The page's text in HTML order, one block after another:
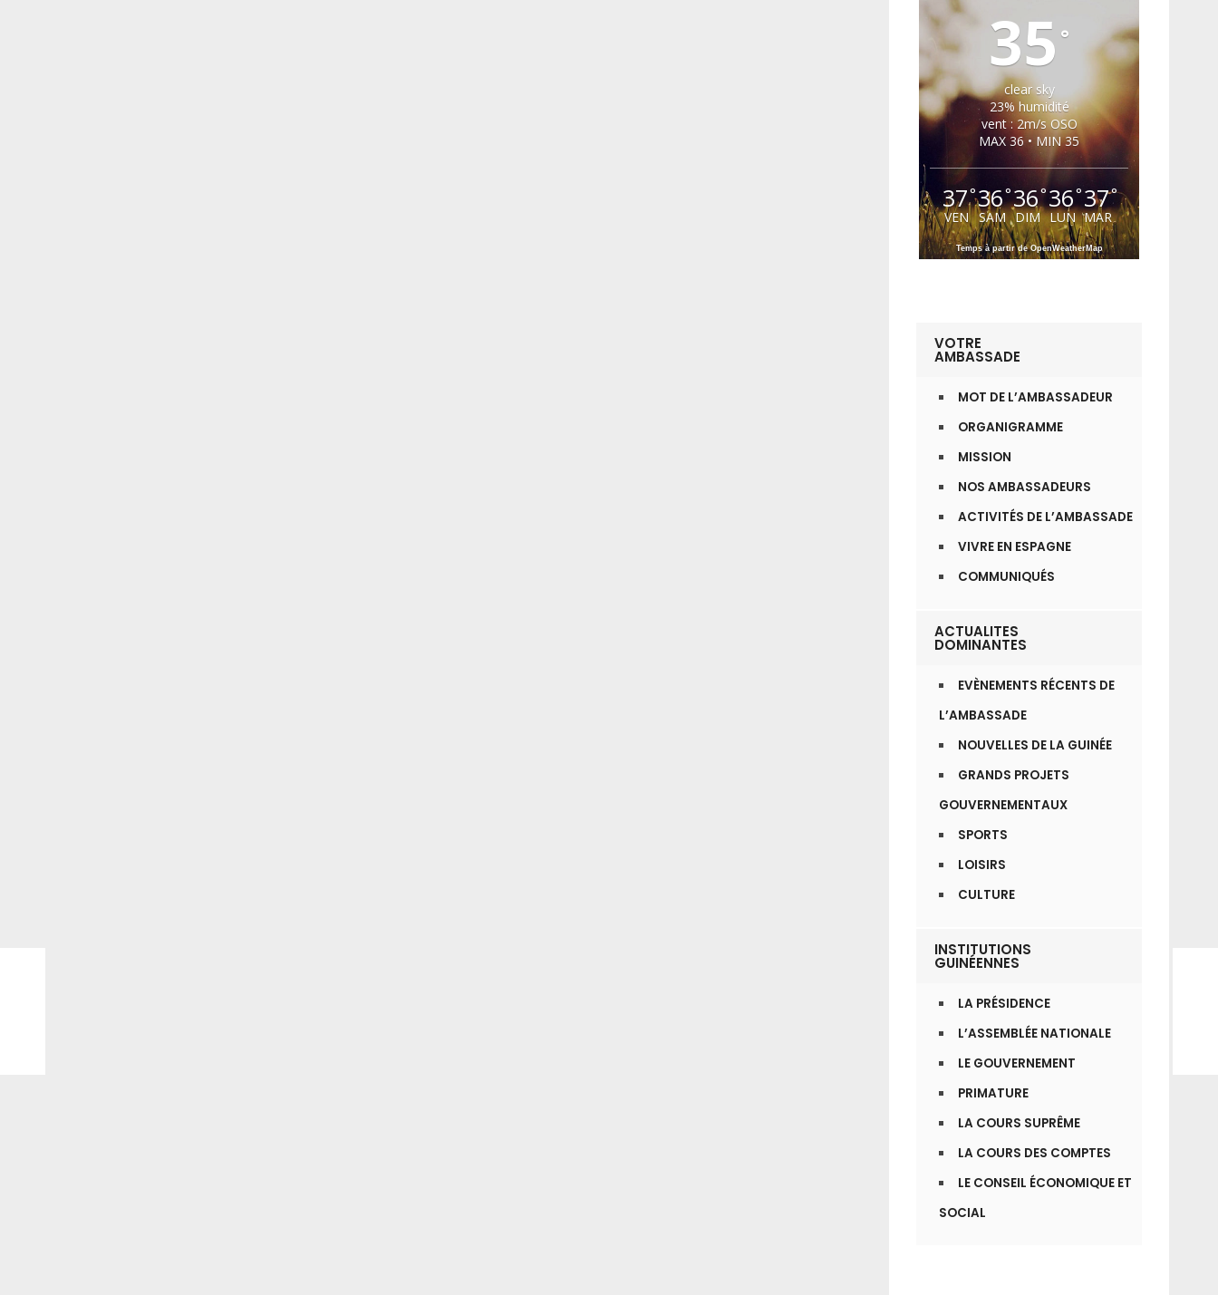
35 °
clear sky
23% humidité
vent : 2m/s OSO
MAX 36 • MIN 35
37°
VEN
36°
SAM
36°
DIM
36°
LUN
37°
MAR
Temps à partir de OpenWeatherMap
VOTRE
AMBASSADE
MOT DE L’AMBASSADEUR
ORGANIGRAMME
MISSION
NOS AMBASSADEURS
ACTIVITÉS DE L’AMBASSADE
VIVRE EN ESPAGNE
COMMUNIQUÉS
ACTUALITES
DOMINANTES
EVÈNEMENTS RÉCENTS DE
L’AMBASSADE
NOUVELLES DE LA GUINÉE
GRANDS PROJETS
GOUVERNEMENTAUX
SPORTS
LOISIRS
CULTURE
INSTITUTIONS
GUINÉENNES
LA PRÉSIDENCE
L’ASSEMBLÉE NATIONALE
LE GOUVERNEMENT
PRIMATURE
LA COURS SUPRÊME
LA COURS DES COMPTES
LE CONSEIL ÉCONOMIQUE ET
SOCIAL